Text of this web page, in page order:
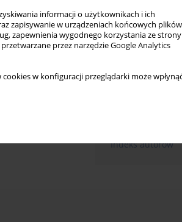
informacji o użytkownikach i ich
zapisywanie w urządzeniach końcowych plików
zapewnienia wygodnego korzystania ze strony
przez narzędzie Google Analytics
w konfiguracji przeglądarki może
Uwarunkowania
małżeńskiego w
Zadowolenie z
badań
Indeks autorów